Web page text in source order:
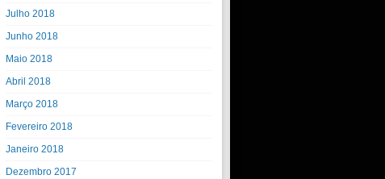
Julho 2018
Junho 2018
Maio 2018
Abril 2018
Março 2018
Fevereiro 2018
Janeiro 2018
Dezembro 2017